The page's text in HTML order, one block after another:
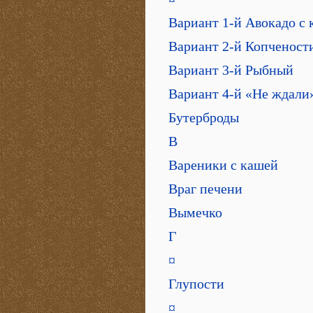
Вариант 1-й Авокадо с
Вариант 2-й
Вариант 3-й Рыбный
Вариант 4-й «Не
Бутерброды
В
Вареники с кашей
Враг печени
Вымечко
Г
¤
Глупости
¤